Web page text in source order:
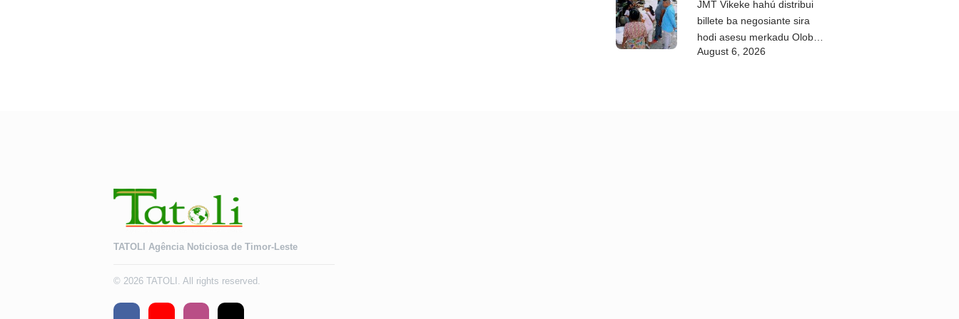
JMT Vikeke hahú distribui
billete ba negosiante sira
hodi asesu merkadu Olobai
August 6, 2026
TATOLI Agência Noticiosa de Timor-Leste
© 2026 TATOLI. All rights reserved.